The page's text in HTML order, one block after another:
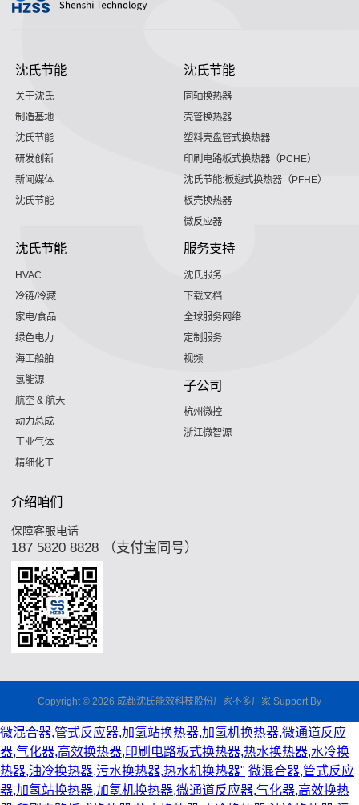
沈氏节能
关于沈氏
制造基地
沈氏节能
研发创新
新闻媒体
沈氏节能
沈氏节能
同轴换热器
壳管换热器
塑料壳盘管式换热器
印刷电路板式换热器（PCHE）
沈氏节能:板翅式换热器（PFHE）
板壳换热器
微反应器
沈氏节能
HVAC
冷链/冷藏
家电/食品
绿色电力
海工船舶
氢能源
航空 & 航天
动力总成
工业气体
精细化工
服务支持
沈氏服务
下载文档
全球服务网络
定制服务
视频
子公司
杭州微控
浙江微智源
介绍咱们
保障客服电话
187 5820 8828 （支付宝同号）
Copyright © 2026 成都沈氏能效科枝股份厂家不多厂家 Support By
微混合器,管式反应器,加氢站换热器,加氢机换热器,微通道反应
器,气化器,高效换热器,印刷电路板式换热器,热水换热器,水冷换
热器,油冷换热器,污水换热器,热水机换热器" 微混合器,管式反应
器,加氢站换热器,加氢机换热器,微通道反应器,气化器,高效换热